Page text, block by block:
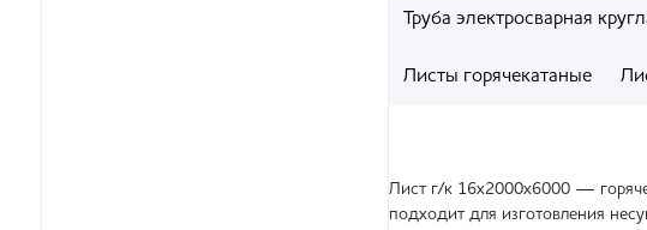
Труба электросварная
Листы горячекатаные
Лист г/к 16х2000х6000 —
подходит для изготовления